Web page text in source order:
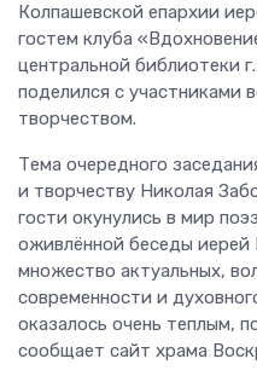
Колпашевской епархии
гостем клуба
центральной библиотеки
поделился с участниками
творчеством.
Тема очередного
и творчеству Николая
гости окунулись в мир
оживлённой беседы иерей
множество актуальных,
современности и
оказалось очень теплым,
сообщает сайт храма